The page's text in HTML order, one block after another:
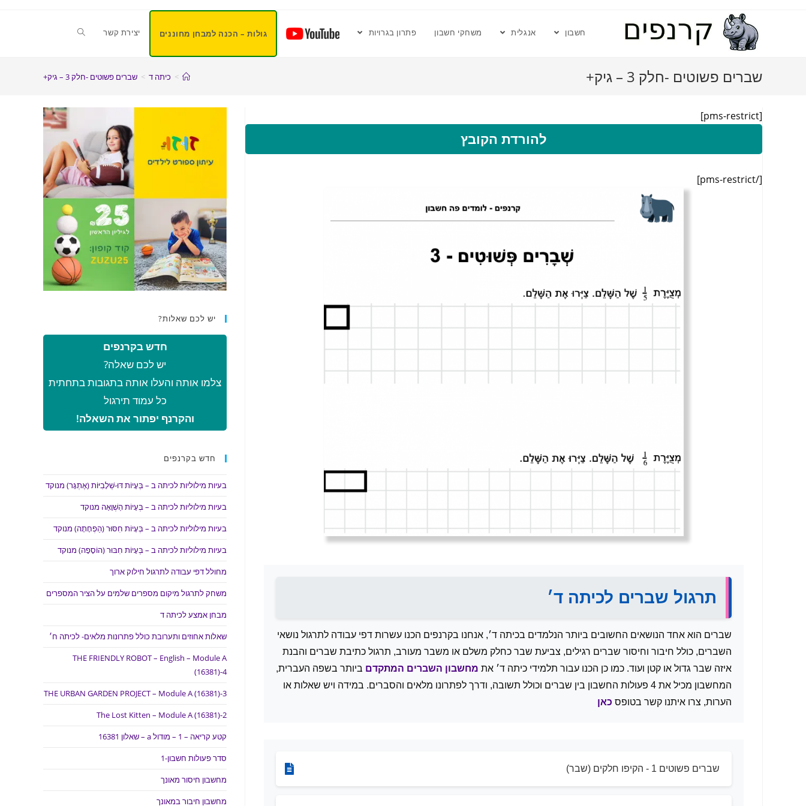
חשבון אנגלית משחקי חשבון פתרון בגרויות גולות – הכנה למבחן מחוננים יצירת קשר
שברים פשוטים -חלק 3 – גיק+ > כיתה ד > שברים פשוטים -חלק 3 – גיק+
[pms-restrict]
להורדת הקובץ
[/pms-restrict]
תרגול שברים לכיתה ד׳
שברים הוא אחד הנושאים החשובים ביותר הנלמדים בכיתה ד׳, אנחנו בקרנפים הכנו עשרות דפי עבודה לתרגול נושאי
השברים, כולל חיבור וחיסור שברים רגילים, צביעת שבר כחלק משלם או משבר מעורב, תרגול כתיבת שברים והבנת
איזה שבר גדול או קטן ועוד. כמו כן הכנו עבור תלמידי כיתה ד׳ את מחשבון השברים המתקדם ביותר בשפה העברית,
המחשבון מכיל את 4 פעולות החשבון בין שברים וכולל תשובה, ודרך לפתרונו מלאים והסברים. במידה ויש שאלות או
הערות, צרו איתנו קשר בטופס כאן
שברים פשוטים 1 - הקיפו חלקים (שבר)
יש לכם שאלות?
חדש בקרנפים
יש לכם שאלה?
צלמו אותה והעלו אותה בתגובות בתחתית
כל עמוד תירגול
והקרנף יפתור את השאלה!
חדש בקרנפים
בעיות מילוליות לכיתה ב – בְּעָיוֹת דּוּ-שְׁלָבִיּוֹת (אֶתְגָּר) מנוקד
בעיות מילוליות לכיתה ב – בְּעָיוֹת הַשְׁוָאָה מנוקד
בעיות מילוליות לכיתה ב – בְּעָיוֹת חִסּוּר (הַפְחָתָה) מנוקד
בעיות מילוליות לכיתה ב – בְּעָיוֹת חִבּוּר (הוֹסָפָה) מנוקד
מחולל דפי עבודה לתרגול חילוק ארוך
משחק לתרגול מיקום מספרים שלמים על הציר המספרים
מבחן אמצע לכיתה ד
שאלות אחוזים ותערובת כולל פתרונות מלאים- לכיתה ח׳
THE FRIENDLY ROBOT – English – Module A
(16381)-4
THE URBAN GARDEN PROJECT – Module A (16381)-3
The Lost Kitten – Module A (16381)-2
קטע קריאה – 1 – מודול a – שאלון 16381
סדר פעולות חשבון-1
מחשבון חיסור מאונך
מחשבון חיבור במאונך